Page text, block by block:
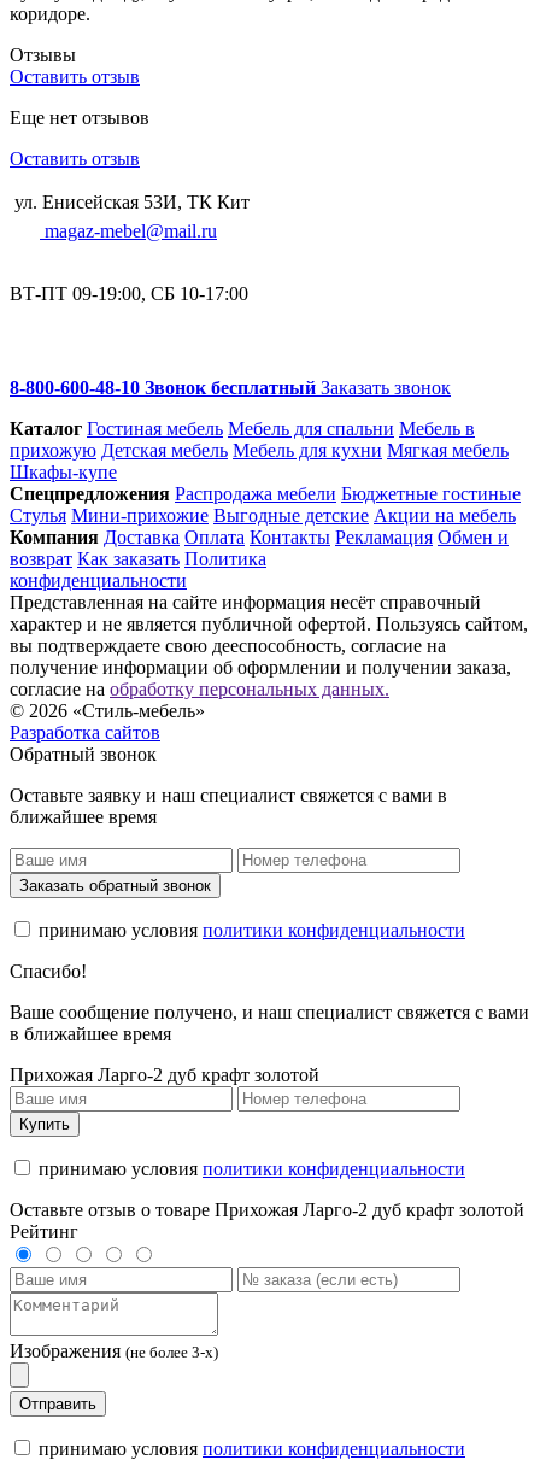
коридоре.
Отзывы
Оставить отзыв
Еще нет отзывов
Оставить отзыв
ул. Енисейская 53И, ТК Кит
magaz-mebel@mail.ru
ВТ-ПТ 09-19:00, СБ 10-17:00
8-800-600-48-10 Звонок бесплатный Заказать звонок
Каталог Гостиная мебель Мебель для спальни Мебель в
прихожую Детская мебель Мебель для кухни Мягкая мебель
Шкафы-купе
Спец­предложения Распродажа мебели Бюджетные гостиные
Стулья Мини-прихожие Выгодные детские Акции на мебель
Компания Доставка Оплата Контакты Рекламация Обмен и
возврат Как заказать Политика
конфиденциальности
Представленная на сайте информация несёт справочный
характер и не является публичной офертой. Пользуясь сайтом,
вы подтверждаете свою дееспособность, согласие на
получение информации об оформлении и получении заказа,
согласие на обработку персональных данных.
© 2026 «Стиль-мебель»
Разработка сайтов
Обратный звонок
Оставьте заявку и наш специалист свяжется с вами в
ближайшее время
Заказать обратный звонок
принимаю условия политики конфиденциальности
Спасибо!
Ваше сообщение получено, и наш специалист свяжется с вами
в ближайшее время
Прихожая Ларго-2 дуб крафт золотой
Купить
принимаю условия политики конфиденциальности
Оставьте отзыв о товаре Прихожая Ларго-2 дуб крафт золотой
Рейтинг
Изображения (не более 3-х)
Отправить
принимаю условия политики конфиденциальности